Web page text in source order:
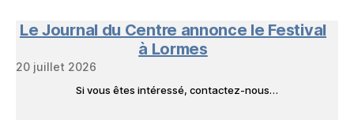
Livres
Le Journal du Centre annonce le Festival
à Lormes
20 juillet 2026
Si vous êtes intéressé, contactez-nous…